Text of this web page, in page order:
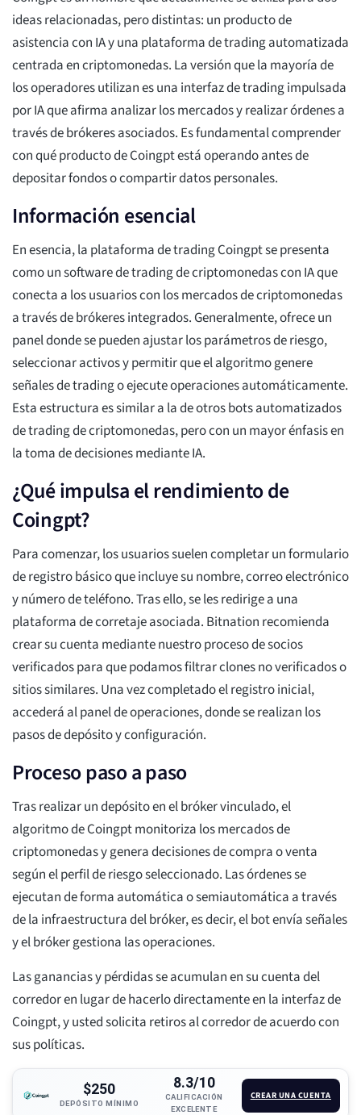
ideas relacionadas, pero distintas: un producto de
asistencia con IA y una plataforma de trading automatizada
centrada en criptomonedas. La versión que la mayoría de
los operadores utilizan es una interfaz de trading impulsada
por IA que afirma analizar los mercados y realizar órdenes a
través de brókeres asociados. Es fundamental comprender
con qué producto de Coingpt está operando antes de
depositar fondos o compartir datos personales.
Información esencial
En esencia, la plataforma de trading Coingpt se presenta
como un software de trading de criptomonedas con IA que
conecta a los usuarios con los mercados de criptomonedas
a través de brókeres integrados. Generalmente, ofrece un
panel donde se pueden ajustar los parámetros de riesgo,
seleccionar activos y permitir que el algoritmo genere
señales de trading o ejecute operaciones automáticamente.
Esta estructura es similar a la de otros bots automatizados
de trading de criptomonedas, pero con un mayor énfasis en
la toma de decisiones mediante IA.
¿Qué impulsa el rendimiento de
Coingpt?
Para comenzar, los usuarios suelen completar un formulario
de registro básico que incluye su nombre, correo electrónico
y número de teléfono. Tras ello, se les redirige a una
plataforma de corretaje asociada. Bitnation recomienda
crear su cuenta mediante nuestro proceso de socios
verificados para que podamos filtrar clones no verificados o
sitios similares. Una vez completado el registro inicial,
accederá al panel de operaciones, donde se realizan los
pasos de depósito y configuración.
Proceso paso a paso
Tras realizar un depósito en el bróker vinculado, el
algoritmo de Coingpt monitoriza los mercados de
criptomonedas y genera decisiones de compra o venta
según el perfil de riesgo seleccionado. Las órdenes se
ejecutan de forma automática o semiautomática a través
de la infraestructura del bróker, es decir, el bot envía señales
y el bróker gestiona las operaciones.
Las ganancias y pérdidas se acumulan en su cuenta del
corredor en lugar de hacerlo directamente en la interfaz de
Coingpt, y usted solicita retiros al corredor de acuerdo con
sus políticas.
$250
DEPÓSITO MÍNIMO
8.3/10
CALIFICACIÓN
EXCELENTE
CREAR UNA CUENTA